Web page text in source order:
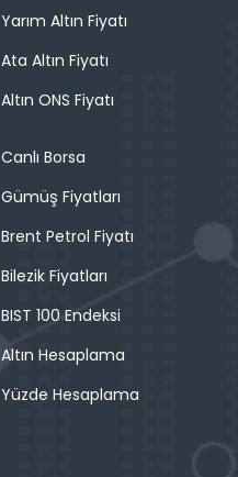
Yarım Altın Fiyatı
Ata Altın Fiyatı
Altın ONS Fiyatı
Canlı Borsa
Gümüş Fiyatları
Brent Petrol Fiyatı
Bilezik Fiyatları
BIST 100 Endeksi
Altın Hesaplama
Yüzde Hesaplama